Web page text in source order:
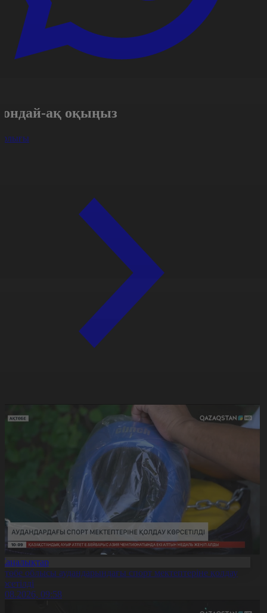
ақ оқыңыз
облысы аудандарындағы спорт мектептеріне қолдау
09:58